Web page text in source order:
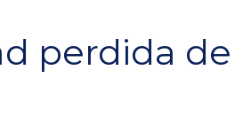
perdida de